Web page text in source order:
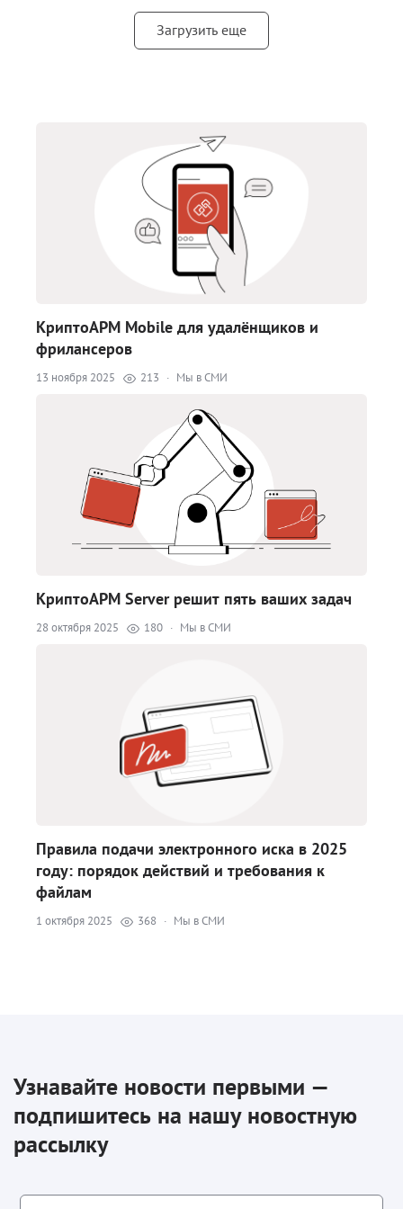
Загрузить еще
КриптоАРМ Mobile для удалёнщиков и
фрилансеров
13 ноября 2025 213 · Мы в СМИ
КриптоАРМ Server решит пять ваших задач
28 октября 2025 180 · Мы в СМИ
Правила подачи электронного иска в 2025
году: порядок действий и требования к
файлам
1 октября 2025 368 · Мы в СМИ
Узнавайте новости первыми —
подпишитесь на нашу новостную
рассылку